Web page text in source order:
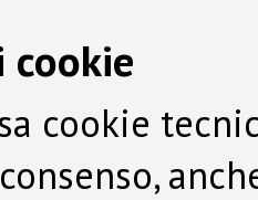
cookie